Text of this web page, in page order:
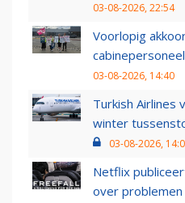
03-08-2026, 22:54
Voorlopig
03-08-2026, 14:40
Turkish Airlines
winter
03-08-2026,
Netflix
over